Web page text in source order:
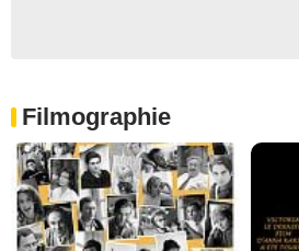
Filmographie